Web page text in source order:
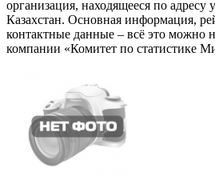
организация, находящееся по
Казахстан. Основная информация,
контактные данные – всё это можно
компании «Комитет по статистике